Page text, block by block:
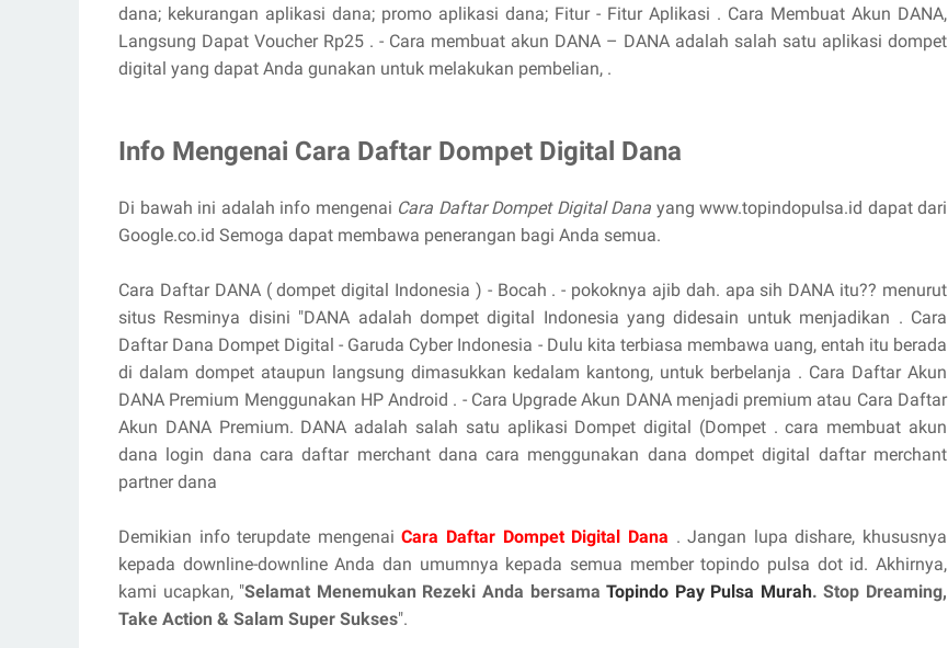
dana; kekurangan aplikasi dana; promo aplikasi dana; Fitur - Fitur Aplikasi . Cara Membuat Akun DANA,
Langsung Dapat Voucher Rp25 . - Cara membuat akun DANA – DANA adalah salah satu aplikasi dompet
digital yang dapat Anda gunakan untuk melakukan pembelian, .
Info Mengenai Cara Daftar Dompet Digital Dana
Di bawah ini adalah info mengenai Cara Daftar Dompet Digital Dana yang www.topindopulsa.id dapat dari
Google.co.id Semoga dapat membawa penerangan bagi Anda semua.
Cara Daftar DANA ( dompet digital Indonesia ) - Bocah . - pokoknya ajib dah. apa sih DANA itu?? menurut
situs Resminya disini "DANA adalah dompet digital Indonesia yang didesain untuk menjadikan . Cara
Daftar Dana Dompet Digital - Garuda Cyber Indonesia - Dulu kita terbiasa membawa uang, entah itu berada
di dalam dompet ataupun langsung dimasukkan kedalam kantong, untuk berbelanja . Cara Daftar Akun
DANA Premium Menggunakan HP Android . - Cara Upgrade Akun DANA menjadi premium atau Cara Daftar
Akun DANA Premium. DANA adalah salah satu aplikasi Dompet digital (Dompet . cara membuat akun
dana login dana cara daftar merchant dana cara menggunakan dana dompet digital daftar merchant
partner dana
Demikian info terupdate mengenaiCara Daftar Dompet Digital Dana . Jangan lupa dishare, khususnya
kepada downline-downline Anda dan umumnya kepada semua member topindo pulsa dot id. Akhirnya,
kami ucapkan, "Selamat Menemukan Rezeki Anda bersamaTopindo Pay Pulsa Murah. Stop Dreaming,
Take Action & Salam Super Sukses".